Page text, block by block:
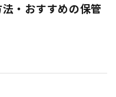
・おすすめの保管